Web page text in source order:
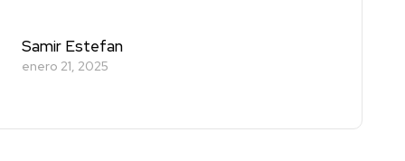
Samir Estefan
enero 21, 2025